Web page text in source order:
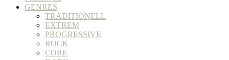
GENRES
TRADITIONELL
EXTREM
PROGRESSIVE
ROCK
CORE